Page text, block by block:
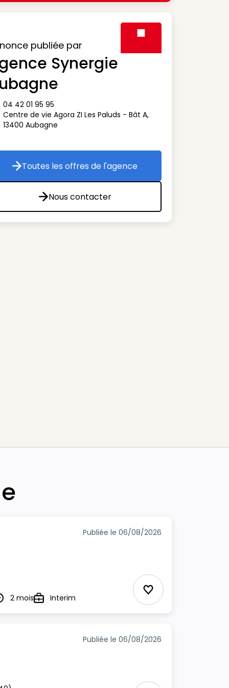
publiée par
Synergie
téléphone
04 42 01 95 95
adresse
Centre de vie Agora ZI Les Paluds - Bât A,
13400 Aubagne
Toutes les offres de l'agence
Toutes les offres de l'agence
Nous contacter
Nous contacter
Publiée le 06/08/2026
2 moisTypeInterim Ajouter aux
Publiée le 06/08/2026